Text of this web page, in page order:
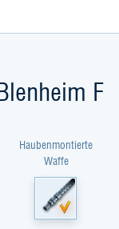
F
Haubenmontierte
Waffe